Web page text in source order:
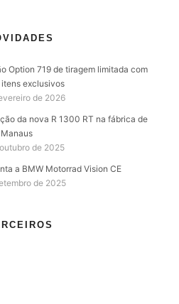
Option 719 de tiragem limitada com
exclusivos
de 2026
da nova R 1300 RT na fábrica de
Manaus
de 2025
a BMW Motorrad Vision CE
de 2025